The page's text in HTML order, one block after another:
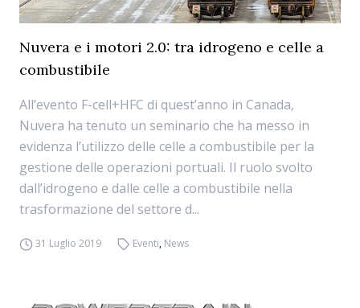
Nuvera e i motori 2.0: tra idrogeno e celle a
combustibile
All’evento F-cell+HFC di quest’anno in Canada,
Nuvera ha tenuto un seminario che ha messo in
evidenza l’utilizzo delle celle a combustibile per la
gestione delle operazioni portuali. Il ruolo svolto
dall’idrogeno e dalle celle a combustibile nella
trasformazione del settore d...
31 Luglio 2019 Eventi, News